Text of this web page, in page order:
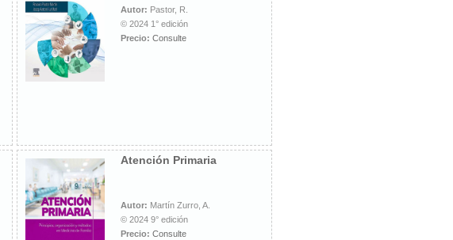
Autor: Pastor, R.
© 2024 1° edición
Precio: Consulte
Atención Primaria
Autor: Martín Zurro, A.
© 2024 9° edición
Precio: Consulte